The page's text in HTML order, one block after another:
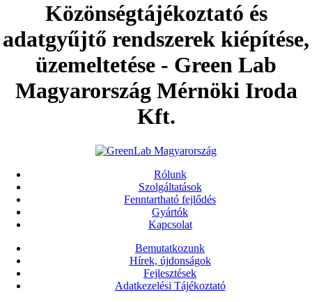
Közönségtájékoztató és
adatgyűjtő rendszerek kiépítése,
üzemeltetése - Green Lab
Magyarország Mérnöki Iroda
Kft.
Rólunk
Szolgáltatások
Fenntartható fejlődés
Gyártók
Kapcsolat
Bemutatkozunk
Hírek, újdonságok
Fejlesztések
Adatkezelési Tájékoztató